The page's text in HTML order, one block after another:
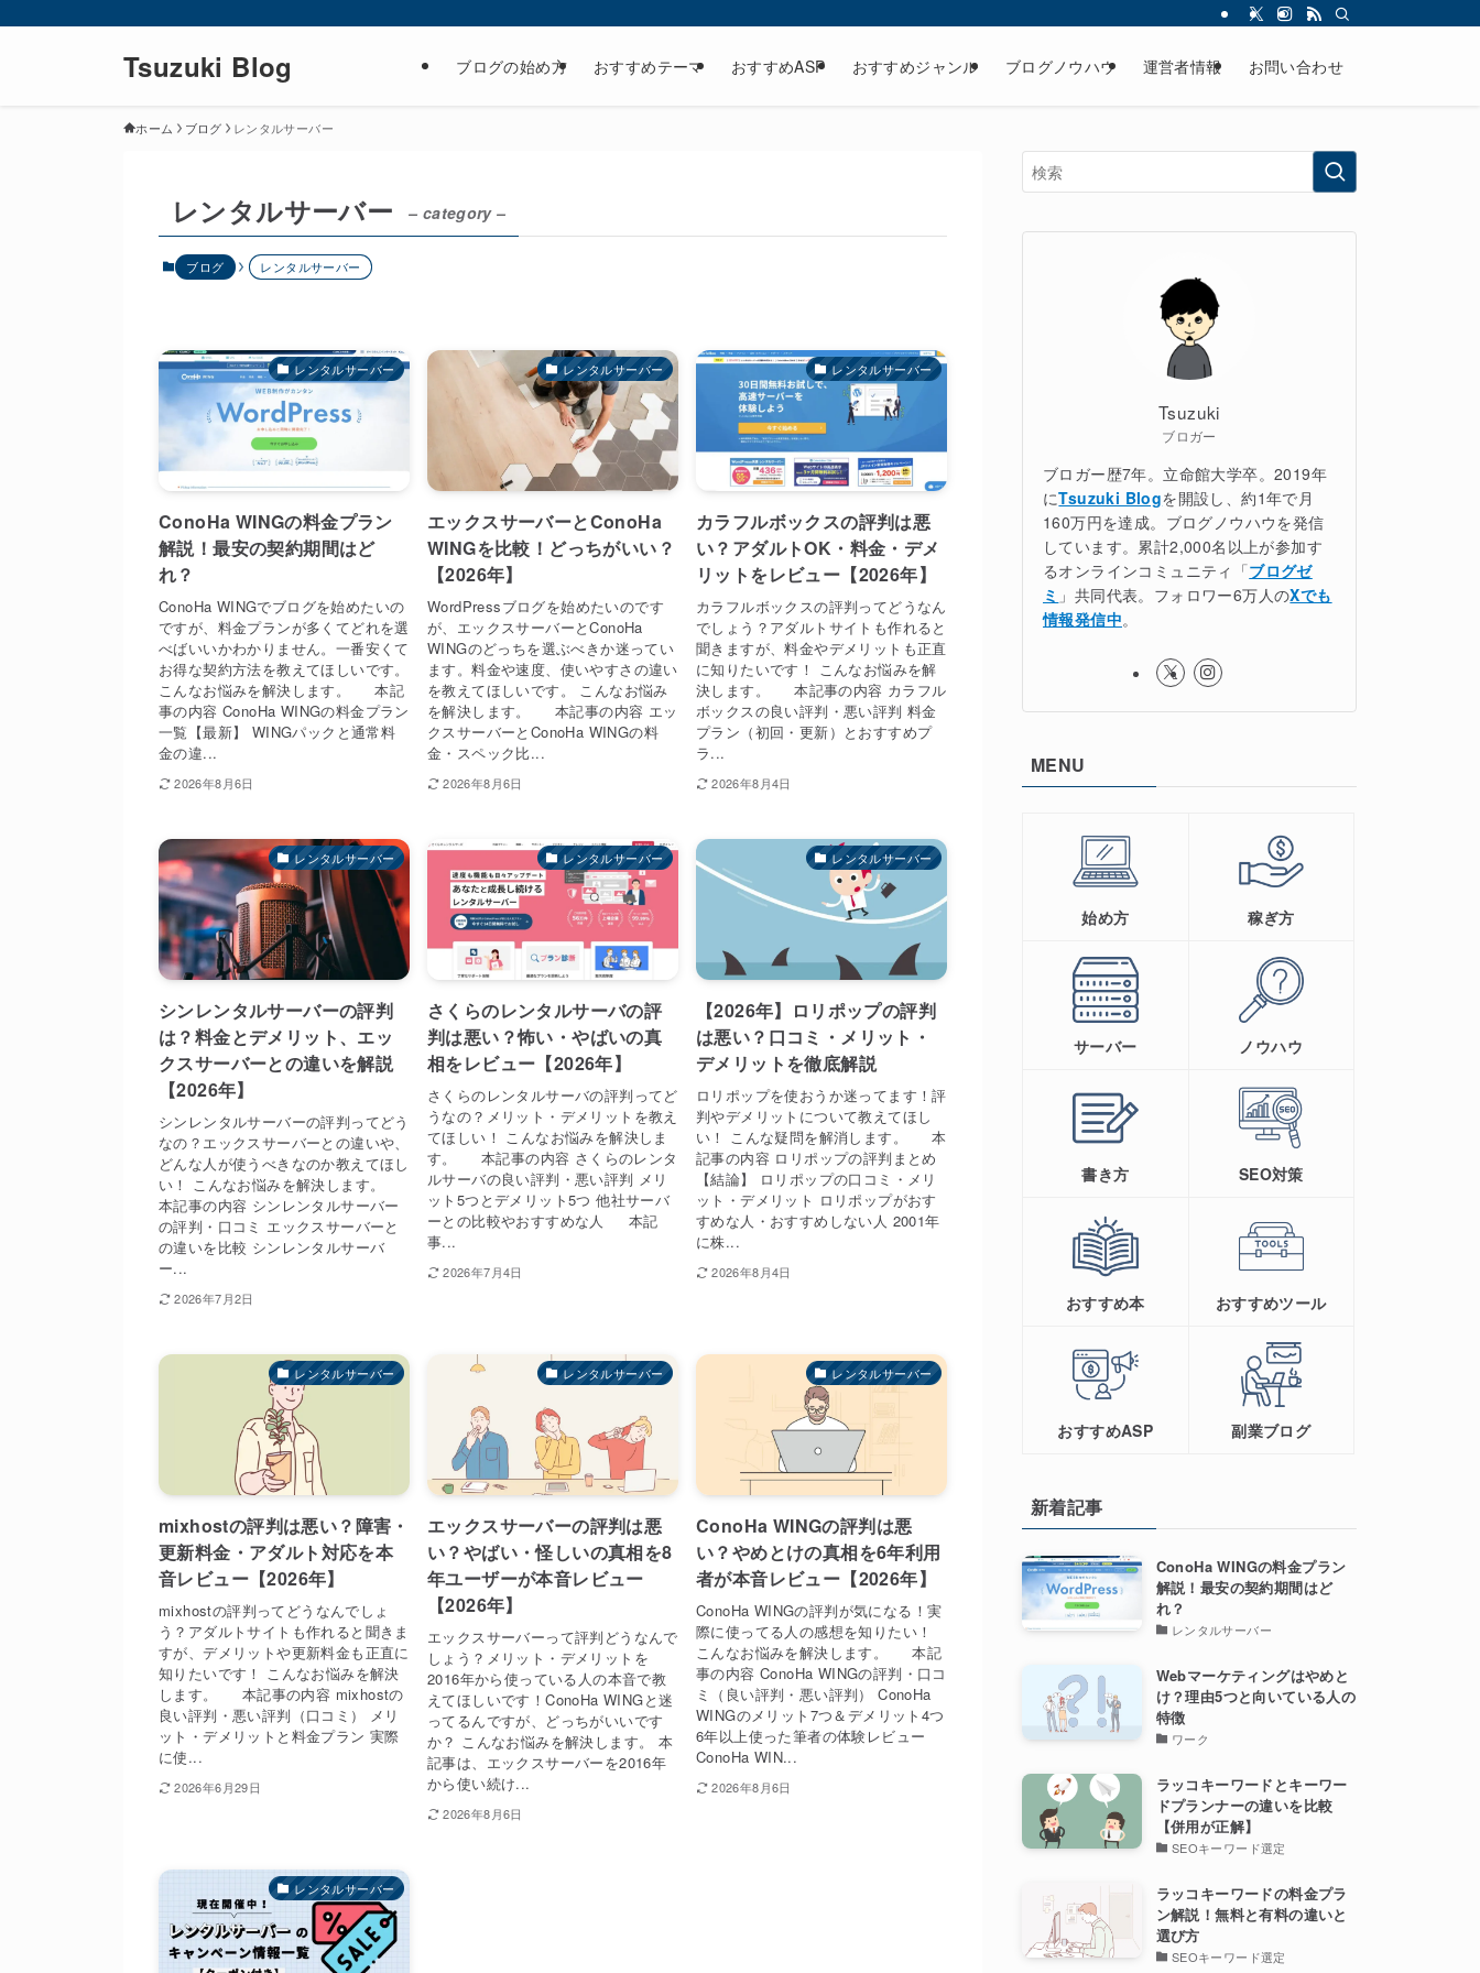
Tsuzuki Blog ブログの始め方 おすすめテーマ おすすめASP おすすめジャンル ブログノウハウ 運営者情報 お問い合わせ
ホーム ブログ レンタルサーバー
レンタルサーバー – category –
ブログ レンタルサーバー
レンタルサーバー
ConoHa WINGの料金プラン
解説！最安の契約期間はど
れ？
ConoHa WINGでブログを始めたいの
ですが、料金プランが多くてどれを選
べばいいかわかりません。一番安くて
お得な契約方法を教えてほしいです。
こんなお悩みを解決します。 本記
事の内容 ConoHa WINGの料金プラン
一覧【最新】 WINGパックと通常料
金の違...
2026年8月6日
レンタルサーバー
エックスサーバーとConoHa
WINGを比較！どっちがいい？
【2026年】
WordPressブログを始めたいのです
が、エックスサーバーとConoHa
WINGのどっちを選ぶべきか迷ってい
ます。料金や速度、使いやすさの違い
を教えてほしいです。 こんなお悩み
を解決します。 本記事の内容 エッ
クスサーバーとConoHa WINGの料
金・スペック比...
2026年8月6日
レンタルサーバー
カラフルボックスの評判は悪
い？アダルトOK・料金・デメ
リットをレビュー【2026年】
カラフルボックスの評判ってどうなん
でしょう？アダルトサイトも作れると
聞きますが、料金やデメリットも正直
に知りたいです！ こんなお悩みを解
決します。 本記事の内容 カラフル
ボックスの良い評判・悪い評判 料金
プラン（初回・更新）とおすすめプ
ラ...
2026年8月4日
レンタルサーバー
シンレンタルサーバーの評判
は？料金とデメリット、エッ
クスサーバーとの違いを解説
【2026年】
シンレンタルサーバーの評判ってどう
なの？エックスサーバーとの違いや、
どんな人が使うべきなのか教えてほし
い！ こんなお悩みを解決します。
本記事の内容 シンレンタルサーバー
の評判・口コミ エックスサーバーと
の違いを比較 シンレンタルサーバ
ー...
2026年7月2日
レンタルサーバー
さくらのレンタルサーバの評
判は悪い？怖い・やばいの真
相をレビュー【2026年】
さくらのレンタルサーバの評判ってど
うなの？メリット・デメリットを教え
てほしい！ こんなお悩みを解決しま
す。 本記事の内容 さくらのレンタ
ルサーバの良い評判・悪い評判 メリ
ット5つとデメリット5つ 他社サーバ
ーとの比較やおすすめな人 本記
事...
2026年7月4日
レンタルサーバー
【2026年】ロリポップの評判
は悪い？口コミ・メリット・
デメリットを徹底解説
ロリポップを使おうか迷ってます！評
判やデメリットについて教えてほし
い！ こんな疑問を解消します。 本
記事の内容 ロリポップの評判まとめ
【結論】 ロリポップの口コミ・メリ
ット・デメリット ロリポップがおす
すめな人・おすすめしない人 2001年
に株...
2026年8月4日
レンタルサーバー
mixhostの評判は悪い？障害・
更新料金・アダルト対応を本
音レビュー【2026年】
mixhostの評判ってどうなんでしょ
う？アダルトサイトも作れると聞きま
すが、デメリットや更新料金も正直に
知りたいです！ こんなお悩みを解決
します。 本記事の内容 mixhostの
良い評判・悪い評判（口コミ） メリ
ット・デメリットと料金プラン 実際
に使...
2026年6月29日
レンタルサーバー
エックスサーバーの評判は悪
い？やばい・怪しいの真相を8
年ユーザーが本音レビュー
【2026年】
エックスサーバーって評判どうなんで
しょう？メリット・デメリットを
2016年から使っている人の本音で教
えてほしいです！ConoHa WINGと迷
ってるんですが、どっちがいいです
か？ こんなお悩みを解決します。 本
記事は、エックスサーバーを2016年
から使い続け...
2026年8月6日
レンタルサーバー
ConoHa WINGの評判は悪
い？やめとけの真相を6年利用
者が本音レビュー【2026年】
ConoHa WINGの評判が気になる！実
際に使ってる人の感想を知りたい！
こんなお悩みを解決します。 本記
事の内容 ConoHa WINGの評判・口コ
ミ（良い評判・悪い評判） ConoHa
WINGのメリット7つ＆デメリット4つ
6年以上使った筆者の体験レビュー
ConoHa WIN...
2026年8月6日
レンタルサーバー
Tsuzuki
ブロガー
ブロガー歴7年。立命館大学卒。2019年
にTsuzuki Blogを開設し、約1年で月
160万円を達成。ブログノウハウを発信
しています。累計2,000名以上が参加す
るオンラインコミュニティ「ブログゼ
ミ 」共同代表。フォロワー6万人のXでも
情報発信中。
MENU
始め方 稼ぎ方
サーバー ノウハウ
書き方 SEO対策
おすすめ本 おすすめツール
おすすめASP 副業ブログ
新着記事
ConoHa WINGの料金プラン
解説！最安の契約期間はど
れ？
レンタルサーバー
Webマーケティングはやめと
け？理由5つと向いている人の
特徴
ワーク
ラッコキーワードとキーワー
ドプランナーの違いを比較
【併用が正解】
SEOキーワード選定
ラッコキーワードの料金プラ
ン解説！無料と有料の違いと
選び方
SEOキーワード選定